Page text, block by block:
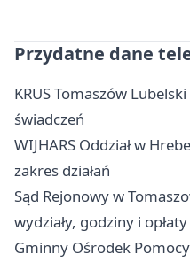
Przydatne dane
KRUS Tomaszów
świadczeń
WIJHARS Oddział w
zakres działań
Sąd Rejonowy w
wydziały, godziny i opłaty
Gminny Ośrodek